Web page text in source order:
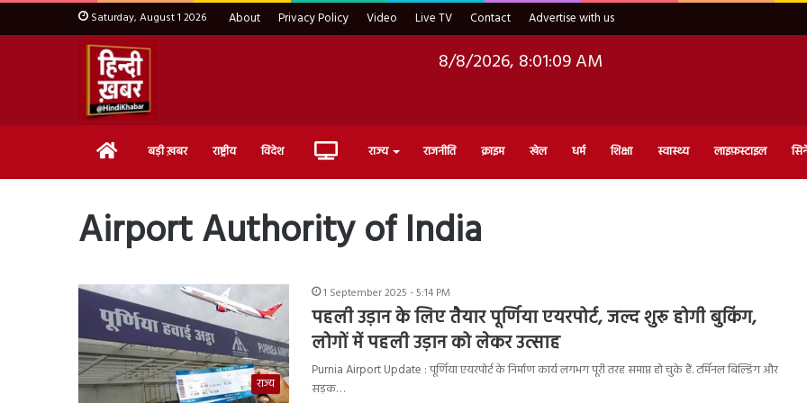
Saturday, August 1 2026 About Privacy Policy Video Live TV Contact Advertise with us
8/8/2026, 8:01:10 AM
Home बड़ी ख़बर राष्ट्रीय विदेश Live राज्य राजनीति क्राइम खेल धर्म शिक्षा स्वास्थ्य लाइफ़स्टाइल
Airport Authority of India
राज्य
1 September 2025 - 5:14 PM
पहली उड़ान के लिए तैयार पूर्णिया एयरपोर्ट, जल्द शुरू होगी बुकिंग,
लोगों में पहली उड़ान को लेकर उत्साह
Purnia Airport Update : पूर्णिया एयरपोर्ट के निर्माण कार्य लगभग पूरी तरह समाप्त हो चुके हैं. टर्मिनल बिल्डिंग और
सड़क…